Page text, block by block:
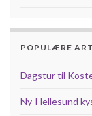
POPULÆRE
Dagstur til
Ny-Hellesund